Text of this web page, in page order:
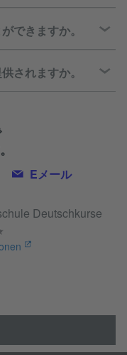
できますか。
されますか。
Eメール
Deutschkurse